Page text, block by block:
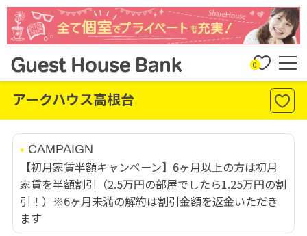
0
アークハウス高根台
CAMPAIGN
【初月家賃半額キャンペーン】6ヶ月以上の方は初月
家賃を半額割引（2.5万円の部屋でしたら1.25万円の割
引！）※6ヶ月未満の解約は割引金額を返金いただき
ます